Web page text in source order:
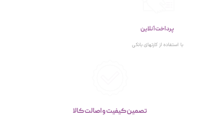
پرداخت آنلاین
با استفاده از کارتهای بانکی
تصمین کیفیت و اصالت کالا